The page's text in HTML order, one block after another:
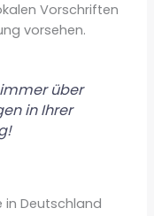
Vorschriften
vorsehen.
über
in Ihrer
in Deutschland